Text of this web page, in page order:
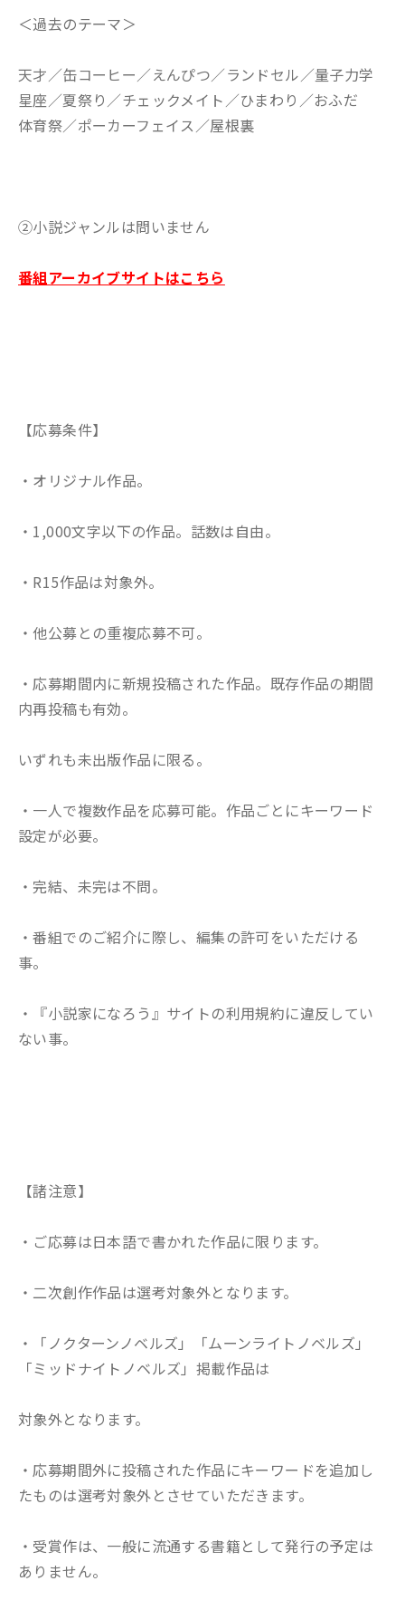
＜過去のテーマ＞
天才／缶コーヒー／えんぴつ／ランドセル／量子力学
星座／夏祭り／チェックメイト／ひまわり／おふだ
体育祭／ポーカーフェイス／屋根裏
②小説ジャンルは問いません
番組アーカイブサイトはこちら
【応募条件】
・オリジナル作品。
・1,000文字以下の作品。話数は自由。
・R15作品は対象外。
・他公募との重複応募不可。
・応募期間内に新規投稿された作品。既存作品の期間
内再投稿も有効。
いずれも未出版作品に限る。
・一人で複数作品を応募可能。作品ごとにキーワード
設定が必要。
・完結、未完は不問。
・番組でのご紹介に際し、編集の許可をいただける
事。
・『小説家になろう』サイトの利用規約に違反してい
ない事。
【諸注意】
・ご応募は日本語で書かれた作品に限ります。
・二次創作作品は選考対象外となります。
・「ノクターンノベルズ」「ムーンライトノベルズ」
「ミッドナイトノベルズ」掲載作品は
対象外となります。
・応募期間外に投稿された作品にキーワードを追加し
たものは選考対象外とさせていただきます。
・受賞作は、一般に流通する書籍として発行の予定は
ありません。